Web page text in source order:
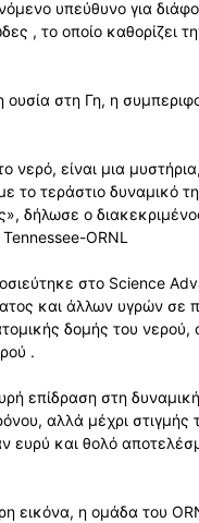
υπεύθυνο για
, το οποίο καθορίζει
ουσία στη Γη, η
νερό, είναι μια
τεράστιο δυναμικό
δήλωσε ο
ORNL
στο Science
και άλλων υγρών
δομής του νερού,
.
επίδραση στη
αλλά μέχρι
ευρύ και θολό
εικόνα, η ομάδα του